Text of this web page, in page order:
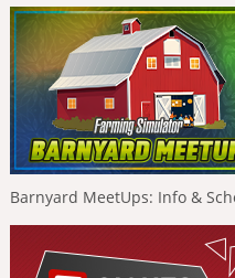
Barnyard MeetUps: Info &